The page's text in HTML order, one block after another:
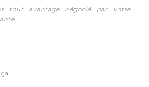
tout avantage négocié par votre